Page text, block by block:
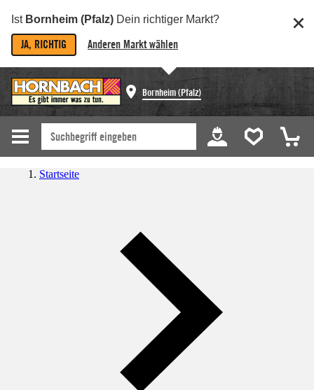
Ist Bornheim (Pfalz) Dein richtiger Markt?
JA, RICHTIG Anderen Markt wählen
Bornheim (Pfalz)
Startseite